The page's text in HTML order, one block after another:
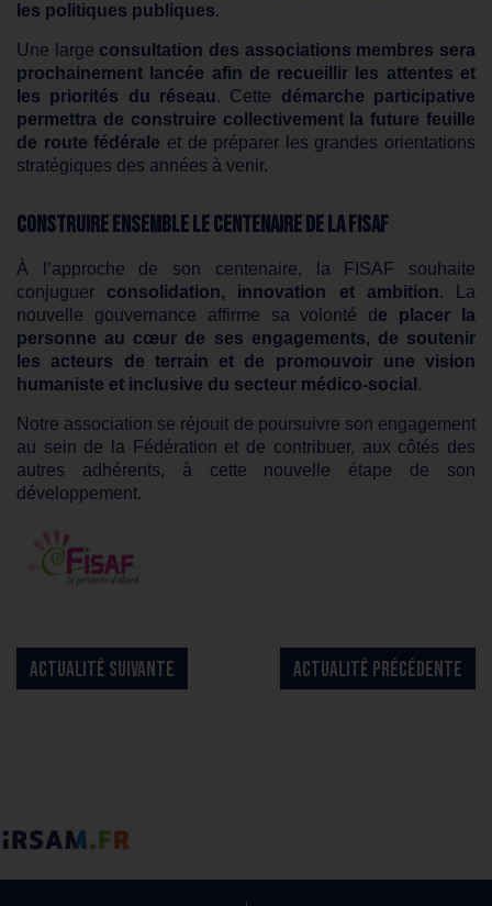
les politiques publiques.
Une large consultation des associations membres sera
prochainement lancée afin de recueillir les attentes et
les priorités du réseau. Cette démarche participative
permettra de construire collectivement la future feuille
de route fédérale et de préparer les grandes orientations
stratégiques des années à venir.
Construire ensemble le centenaire de la FISAF
À l’approche de son centenaire, la FISAF souhaite
conjuguer consolidation, innovation et ambition. La
nouvelle gouvernance affirme sa volonté d e placer la
personne au cœur de ses engagements, de soutenir
les acteurs de terrain et de promouvoir une vision
humaniste et inclusive du secteur médico-social .
Notre association se réjouit de poursuivre son engagement
au sein de la Fédération et de contribuer, aux côtés des
autres adhérents, à cette nouvelle étape de son
développement.
ACTUALITÉ SUIVANTE ACTUALITÉ PRÉCÉDENTE